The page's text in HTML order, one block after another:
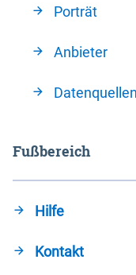
Porträt
Anbieter
Datenquellen
Fußbereich
Hilfe
Kontakt